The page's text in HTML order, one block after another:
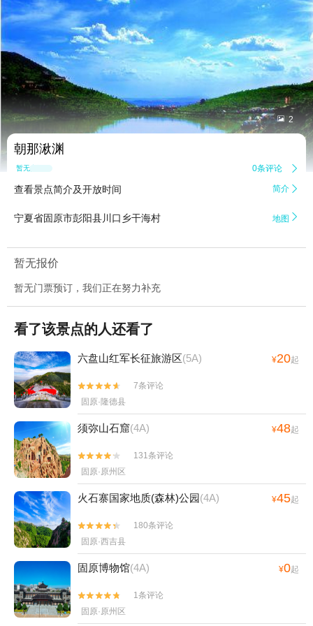
 2
朝那湫渊
暂无点评 0条评论 
查看景点简介及开放时间 简介 
宁夏省固原市彭阳县川口乡干海村 地图 
暂无报价
暂无门票预订，我们正在努力补充
看了该景点的人还看了
六盘山红军长征旅游区(5A) ¥20起


7条评论
固原·隆德县
须弥山石窟(4A) ¥48起


131条评论
固原·原州区
火石寨国家地质(森林)公园(4A) ¥45起


180条评论
固原·西吉县
固原博物馆(4A) ¥0起


1条评论
固原·原州区
